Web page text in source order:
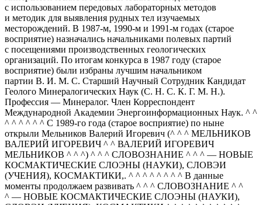
с использованием передовых лабораторных методов
и методик для выявления рудных тел изучаемых
месторождений. В 1987-м, 1990-м и 1991-м годах (старое
восприятие) назначались начальниками полевых партий
с посещениями производственных геологических
организаций. По итогам конкурса в 1987 году (старое
восприятие) были избраны лучшим начальником
партии В. И. М. С. Старший Научный Сотрудник Кандидат
Геолого Минералогических Наук (С. Н. С. К. Г. М. Н.).
Профессия — Минералог. Член Корреспондент
Международной Академии Энергоинформационных Наук. ^ ^
^ ^ ^ ^ ^ ^ С 1989-го года (старое восприятие) по ныне
открыли Мельников Валерий Игоревич (^ ^ ^ МЕЛЬНИКОВ
ВАЛЕРИЙ ИГОРЕВИЧ ^ ^ ВАЛЕРИЙ ИГОРЕВИЧ
МЕЛЬНИКОВ ^ ^ ^) ^ ^ ^ СЛОВОЗНАНИЕ ^ ^ ^ — НОВЫЕ
КОСМАКТИЧЕСКИЕ СЛОЭНЫ (НАУКИ), СЛОВЭИ
(УЧЕНИЯ), КОСМАКТИКИ,. ^ ^ ^ ^ ^ ^ ^ ^ В данные
моменты продолжаем развивать ^ ^ ^ СЛОВОЗНАНИЕ ^ ^
^ — НОВЫЕ КОСМАКТИЧЕСКИЕ СЛОЭНЫ (НАУКИ),